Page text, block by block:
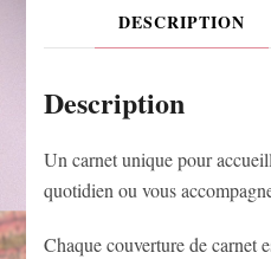
DESCRIPTION
Description
Un carnet unique pour
quotidien ou vous
Chaque couverture de carnet